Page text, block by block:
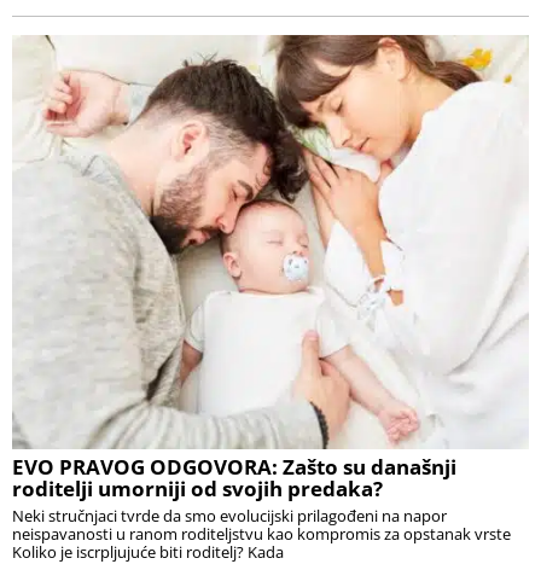
EVO PRAVOG ODGOVORA: Zašto su današnji
roditelji umorniji od svojih predaka?
Neki stručnjaci tvrde da smo evolucijski prilagođeni na napor
neispavanosti u ranom roditeljstvu kao kompromis za opstanak vrste
Koliko je iscrpljujuće biti roditelj? Kada